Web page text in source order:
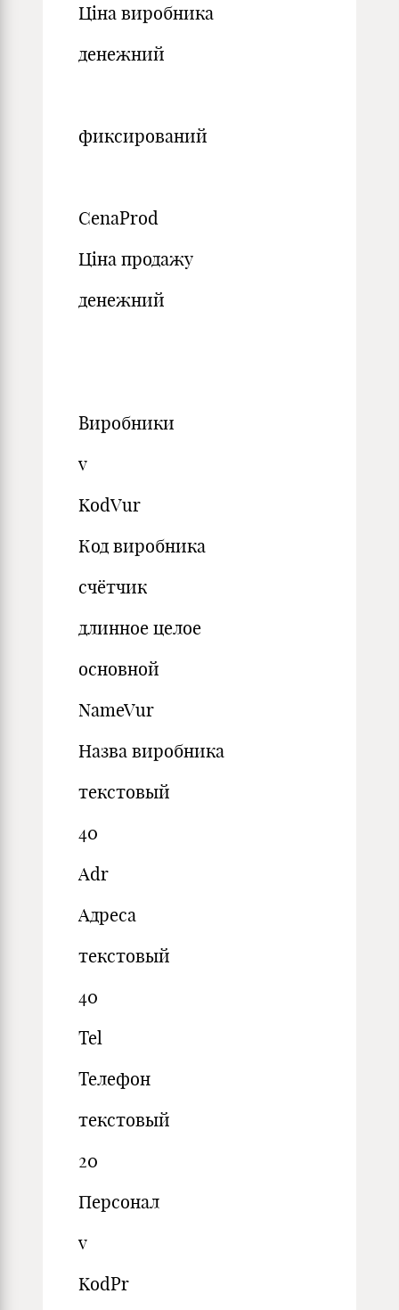
Ціна виробника
денежний
фиксирований
CenaProd
Ціна продажу
денежний
Виробники
v
KodVur
Код виробника
счётчик
длинное целое
основной
NameVur
Назва виробника
текстовый
40
Adr
Адреса
текстовый
40
Tel
Телефон
текстовый
20
Персонал
v
KodPr